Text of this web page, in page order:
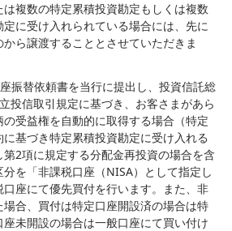
複数の特定累積投資勘定もしくは複数
に受け入れられている場合には、先に
ら譲渡することとさせていただきま
振替依頼書を当行に提出し、投資信託総
投信取引規定に基づき、お客さまがあら
受益権を自動的に取得する場合（特定
基づき特定累積投資勘定に受け入れる
2項に規定する分配金再投資の場合を含
を「非課税口座（NISA）として指定し
座にて優先買付を行います。また、非
合、買付は特定口座開設済の場合は特
未開設の場合は一般口座にて買い付け